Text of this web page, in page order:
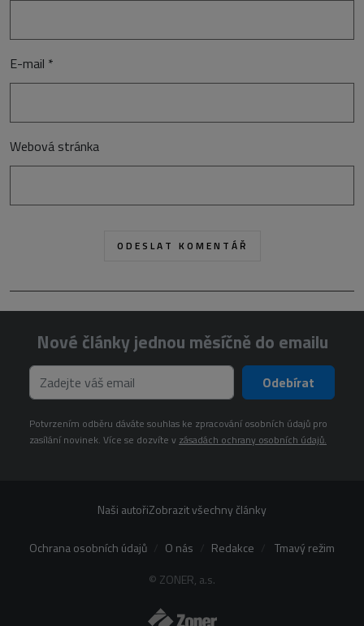
E-mail *
Webová stránka
Nové články jednou měsíčně do emailu
Odebírat
Potvrzením odběru dáváte souhlas ke zpracování osobních údajů pro
zasílání novinek. Více se dozvíte v zásadách ochrany osobních údajů.
Naši autořiZobrazit všechny články
© ZONER, a.s.
Ochrana osobních údajů O nás Redakce Tmavý režim